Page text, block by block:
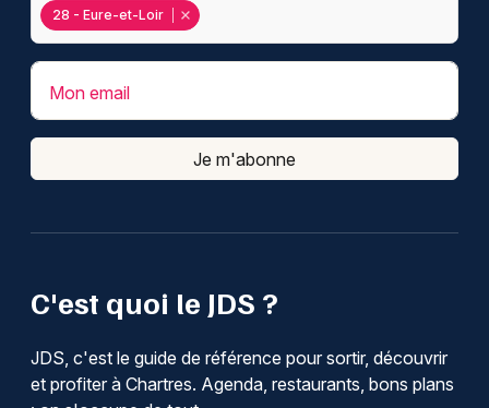
C'est quoi le JDS ?
JDS, c'est le guide de référence pour sortir, découvrir
et profiter à Chartres. Agenda, restaurants, bons plans
28 - Eure-et-Loir
Mon email
Je m'abonne